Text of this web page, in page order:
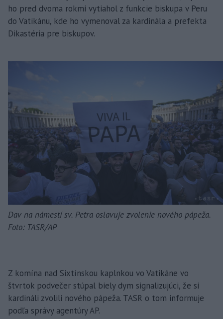
ho pred dvoma rokmi vytiahol z funkcie biskupa v Peru
do Vatikánu, kde ho vymenoval za kardinála a prefekta
Dikastéria pre biskupov.
Dav na námestí sv. Petra oslavuje zvolenie nového pápeža.
Foto: TASR/AP
Z komína nad Sixtínskou kaplnkou vo Vatikáne vo
štvrtok podvečer stúpal biely dym signalizujúci, že si
kardináli zvolili nového pápeža. TASR o tom informuje
podľa správy agentúry AP.